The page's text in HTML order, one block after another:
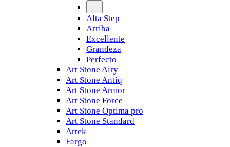
Alta Step
Arriba
Excellente
Grandeza
Perfecto
Art Stone Airy
Art Stone Antiq
Art Stone Armor
Art Stone Force
Art Stone Optima pro
Art Stone Standard
Artek
Fargo